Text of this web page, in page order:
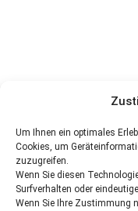
Um Ihnen ein optimales
Cookies, um
zuzugreifen.
Wenn Sie diesen
Surfverhalten oder
Wenn Sie Ihre Zustimmung